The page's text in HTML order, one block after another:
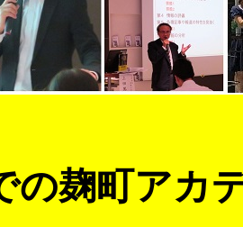
の麹町アカ